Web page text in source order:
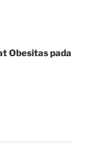
Obesitas pada